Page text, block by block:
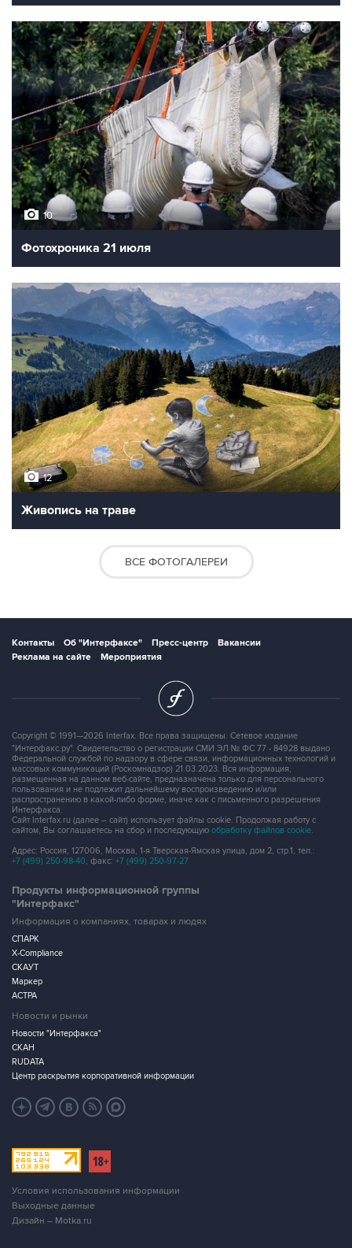
10
Фотохроника 21 июля
12
Живопись на траве
ВСЕ ФОТОГАЛЕРЕИ
Контакты Об "Интерфаксе" Пресс-центр
Вакансии
Реклама на сайте
Мероприятия
Copyright © 1991—2026 Interfax. Все права защищены. Сетевое издание
"Интерфакс.ру". Свидетельство о регистрации СМИ ЭЛ № ФС 77 - 84928 выдано
Федеральной службой по надзору в сфере связи, информационных технологий и
массовых коммуникаций (Роскомнадзор) 21.03.2023. Вся информация,
размещенная на данном веб-сайте, предназначена только для персонального
пользования и не подлежит дальнейшему воспроизведению и/или
распространению в какой-либо форме, иначе как с письменного разрешения
Интерфакса.
Сайт Interfax.ru (далее – сайт) использует файлы cookie. Продолжая работу с
сайтом, Вы соглашаетесь на сбор и последующую обработку файлов cookie.
Адрес: Россия, 127006, Москва, 1-я Тверская-Ямская улица, дом 2, стр.1, тел.:
+7 (499) 250-98-40, факс: +7 (499) 250-97-27
Продукты информационной группы
"Интерфакс"
Информация о компаниях, товарах и людях
СПАРК
X-Compliance
СКАУТ
Маркер
АСТРА
Новости и рынки
Новости "Интерфакса"
СКАН
RUDATA
Центр раскрытия корпоративной информации
Условия использования информации
Выходные данные
Дизайн – Motka.ru